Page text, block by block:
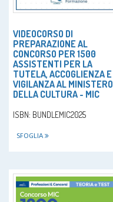
VIDEOCORSO DI
PREPARAZIONE AL
CONCORSO PER 1500
ASSISTENTI PER LA
TUTELA, ACCOGLIENZA E
VIGILANZA AL MINISTERO
DELLA CULTURA - MIC
ISBN: BUNDLEMIC2025
SFOGLIA